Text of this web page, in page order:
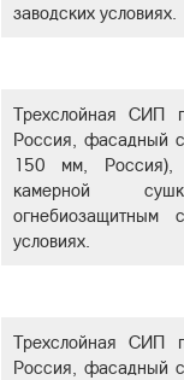
заводских условиях.
Трехслойная СИП
Россия, фасадный
150 мм, Россия),
камерной
огнебиозащитным
условиях.
Трехслойная СИП
Россия, фасадный